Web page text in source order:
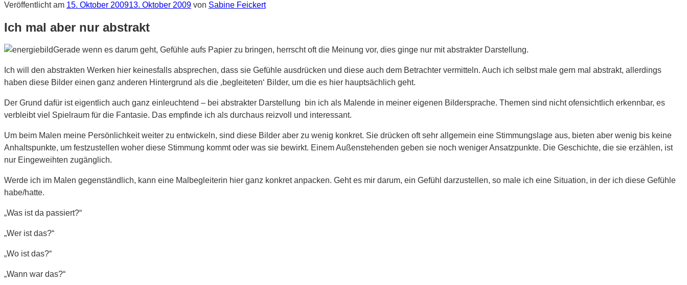
Veröffentlicht am 15. Oktober 200913. Oktober 2009 von Sabine Feickert
Ich mal aber nur abstrakt
Gerade wenn es darum geht, Gefühle aufs Papier zu bringen, herrscht oft die Meinung vor, dies ginge nur mit abstrakter Darstellung.
Ich will den abstrakten Werken hier keinesfalls absprechen, dass sie Gefühle ausdrücken und diese auch dem Betrachter vermitteln. Auch ich selbst male gern mal abstrakt, allerdings
haben diese Bilder einen ganz anderen Hintergrund als die ‚begleiteten‘ Bilder, um die es hier hauptsächlich geht.
Der Grund dafür ist eigentlich auch ganz einleuchtend – bei abstrakter Darstellung bin ich als Malende in meiner eigenen Bildersprache. Themen sind nicht ofensichtlich erkennbar, es
verbleibt viel Spielraum für die Fantasie. Das empfinde ich als durchaus reizvoll und interessant.
Um beim Malen meine Persönlichkeit weiter zu entwickeln, sind diese Bilder aber zu wenig konkret. Sie drücken oft sehr allgemein eine Stimmungslage aus, bieten aber wenig bis keine
Anhaltspunkte, um festzustellen woher diese Stimmung kommt oder was sie bewirkt. Einem Außenstehenden geben sie noch weniger Ansatzpunkte. Die Geschichte, die sie erzählen, ist
nur Eingeweihten zugänglich.
Werde ich im Malen gegenständlich, kann eine Malbegleiterin hier ganz konkret anpacken. Geht es mir darum, ein Gefühl darzustellen, so male ich eine Situation, in der ich diese Gefühle
habe/hatte.
„Was ist da passiert?“
„Wer ist das?“
„Wo ist das?“
„Wann war das?“